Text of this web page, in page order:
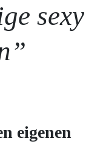
sexy
eigenen